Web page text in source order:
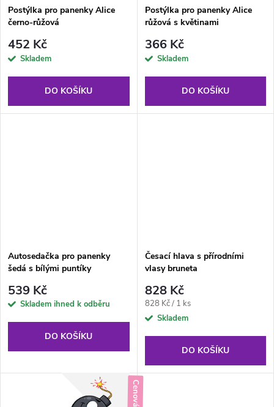
Postýlka pro panenky Alice
černo-růžová
452 Kč
Skladem
DO KOŠÍKU
Postýlka pro panenky Alice
růžová s květinami
366 Kč
Skladem
DO KOŠÍKU
Autosedačka pro panenky
šedá s bílými puntíky
539 Kč
Skladem ihned k odběru
DO KOŠÍKU
Česací hlava s přírodními
vlasy bruneta
828 Kč
Měrná
cena:
828 Kč / 1 ks
Skladem
DO KOŠÍKU